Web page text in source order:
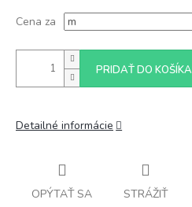
Cena za
PRIDAŤ DO KOŠÍKA
Detailné informácie
OPÝTAŤ SA STRÁŽIŤ